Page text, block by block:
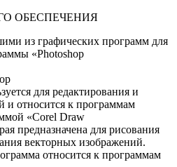
ОБЕСПЕЧЕНИЯ
из графических программ для
«Photoshop
для редактирования и
и относится к программам
«Corel Draw
предназначена для рисования
векторных изображений.
относится к программам